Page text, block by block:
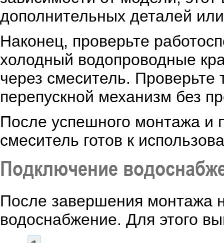
дополнительных деталей
Наконец, проверьте
холодный водопроводные
через смеситель. Проверьте
перепускной механизм без
После успешного монтажа и
смеситель готов к
Подключение
После завершения монтажа
водоснабжение. Для этого